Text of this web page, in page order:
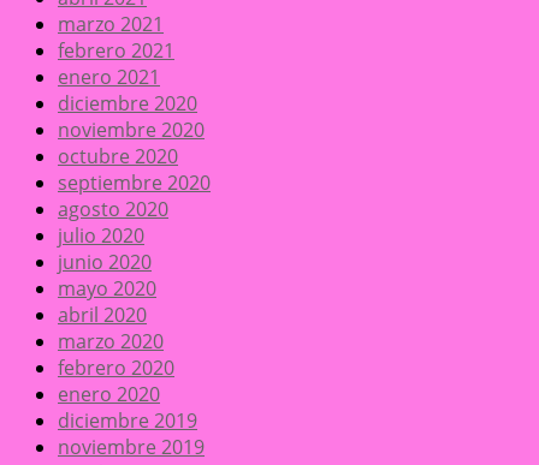
marzo 2021
febrero 2021
enero 2021
diciembre 2020
noviembre 2020
octubre 2020
septiembre 2020
agosto 2020
julio 2020
junio 2020
mayo 2020
abril 2020
marzo 2020
febrero 2020
enero 2020
diciembre 2019
noviembre 2019